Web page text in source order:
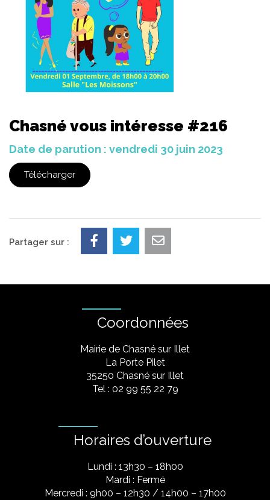
Chasné vous intéresse #216
Date de parution : vendredi 30 juin 2023
Télécharger
Partager sur :
Coordonnées
Mairie de Chasné sur Illet
La Porte Pilet
35250 Chasné sur Illet
Tel : 02 99 55 22 79
Horaires d’ouverture
Lundi : 13h30 – 18h00
Mardi : Fermé
Mercredi : 9h00 – 12h30 / 14h00 – 17h00